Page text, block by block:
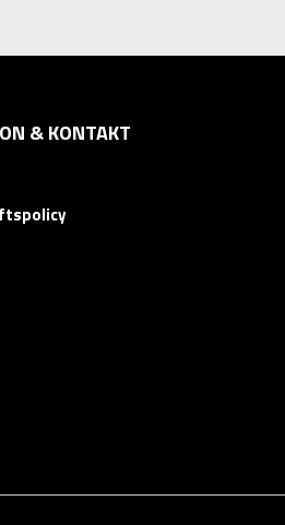
& KONTAKT